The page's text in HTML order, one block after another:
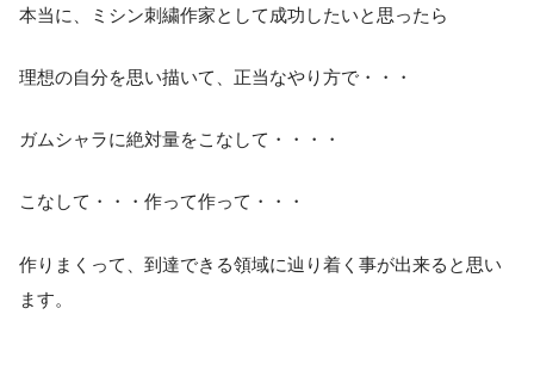
本当に、ミシン刺繍作家として成功したいと思ったら
理想の自分を思い描いて、正当なやり方で・・・
ガムシャラに絶対量をこなして・・・・
こなして・・・作って作って・・・
作りまくって、到達できる領域に辿り着く事が出来ると思い
ます。